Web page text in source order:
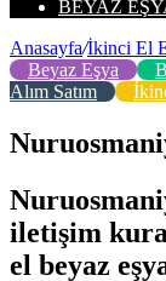
BEYAZ
Anasayfa/İkinci El
Beyaz Eşya
Alım Satım
iletişim
el beyaz